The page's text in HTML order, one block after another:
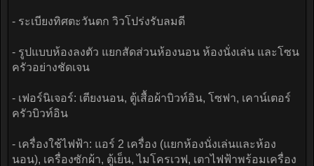
- ระเบียงทิศตะวันตก วิวโปร่งรับลมดี
- รูปแบบห้องลงตัว แยกสัดส่วนห้องนอน ห้องนั่งเล่น และโซน
ครัวอย่างชัดเจน
- เฟอร์นิเจอร์: เตียงนอน, ตู้เสื้อผ้าบิวท์อิน, โซฟา, เคาน์เตอร์
ครัวบิวท์อิน
- เครื่องใช้ไฟฟ้า: แอร์ 2 เครื่อง (แยกห้องนั่งเล่นและห้อง
นอน), เครื่องซักผ้า, ตู้เย็น, ไมโครเวฟ, เตาไฟฟ้าพร้อมเครื่อง